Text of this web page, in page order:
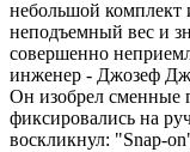
небольшой комплект
неподъемный вес и
совершенно
инженер - Джозеф
Он изобрел сменные
фиксировались на
воскликнул: "Snap-